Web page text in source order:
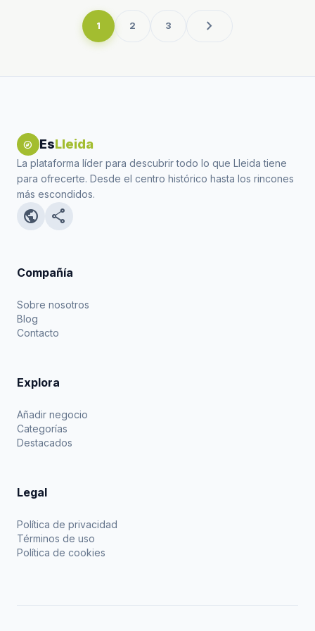
1 2 3 chevron_right
explore EsLleida
La plataforma líder para descubrir todo lo que Lleida tiene
para ofrecerte. Desde el centro histórico hasta los rincones
más escondidos.
public share
Compañía
Sobre nosotros
Blog
Contacto
Explora
Añadir negocio
Categorías
Destacados
Legal
Política de privacidad
Términos de uso
Política de cookies